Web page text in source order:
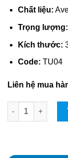
Chất liệu:
Trọng lượng:
Kích thước:
Code: TU04
Liên hệ mua
Tượng đá quý